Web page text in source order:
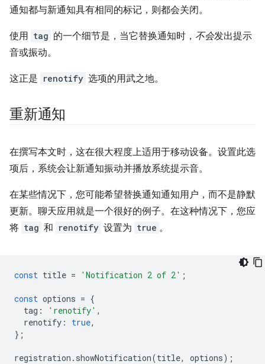
通知都与新通知具有相同的标记，则都会关闭。
使用 tag 的一个细节是，当它替换通知时， 不会发出提示
音或振动。
这正是 renotify 选项的用武之地。
重新通知
在撰写本文时，这在很大程度上适用于移动设备。设置此选
项后，系统会让新通知振动并播放系统提示音。
在某些情况下，您可能希望替换通知通知用户，而不是静默
更新。聊天应用就是一个很好的例子。在这种情况下，您应
将 tag 和 renotify 设置为 true 。
const title = 'Notification 2 of 2' ;
const options = {
tag : 'renotify' ,
renotify : true,
};
registration . showNotification(title, options);